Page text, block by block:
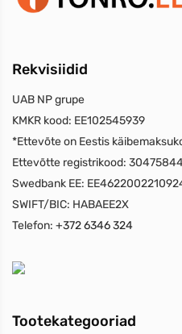
Rekvisiidid
UAB NP grupe
KMKR kood: EE102545939
*Ettevõte on Eestis
Ettevõtte registrikood:
Swedbank EE:
SWIFT/BIC: HABAEE2X
Telefon: +372 6346 324
Tootekategooriad